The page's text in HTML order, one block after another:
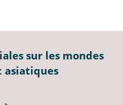
sur les mondes
asiatiques